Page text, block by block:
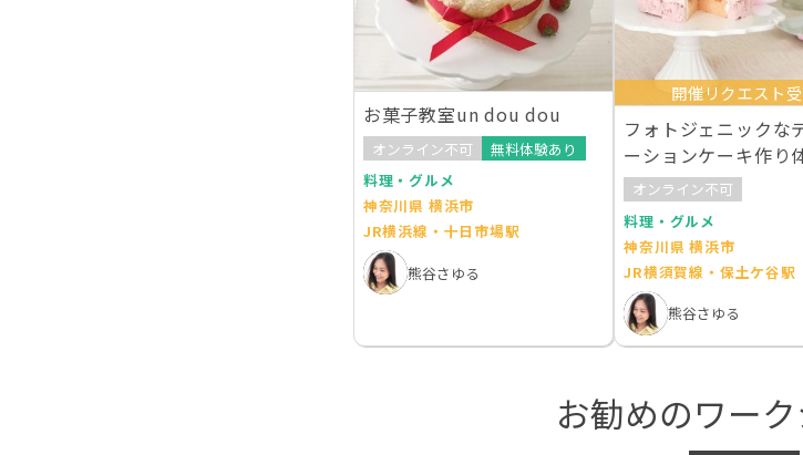
お菓子教室un dou dou
オンライン不可
無料体験あり
料理・グルメ
神奈川県 横浜市
JR横浜線・十日市場駅
熊谷さゆる
開催リクエスト
フォトジェニックな
ーションケーキ作り
オンライン不可
料理・グルメ
神奈川県 横浜市
JR横須賀線・保土ケ谷駅
熊谷さゆる
お勧めのワー